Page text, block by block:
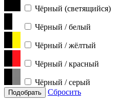
Чёрный (светящийся)
Чёрный / белый
Чёрный / жёлтый
Чёрный / красный
Чёрный / серый
Подобрать Сбросить